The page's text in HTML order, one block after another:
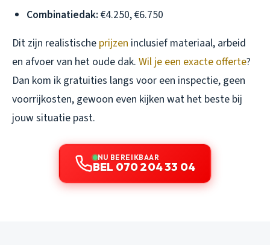
Combinatiedak: €4.250, €6.750
Dit zijn realistische prijzen inclusief materiaal, arbeid
en afvoer van het oude dak. Wil je een exacte offerte?
Dan kom ik gratuities langs voor een inspectie, geen
voorrijkosten, gewoon even kijken wat het beste bij
jouw situatie past.
NU BEREIKBAAR
BEL 070 204 33 04